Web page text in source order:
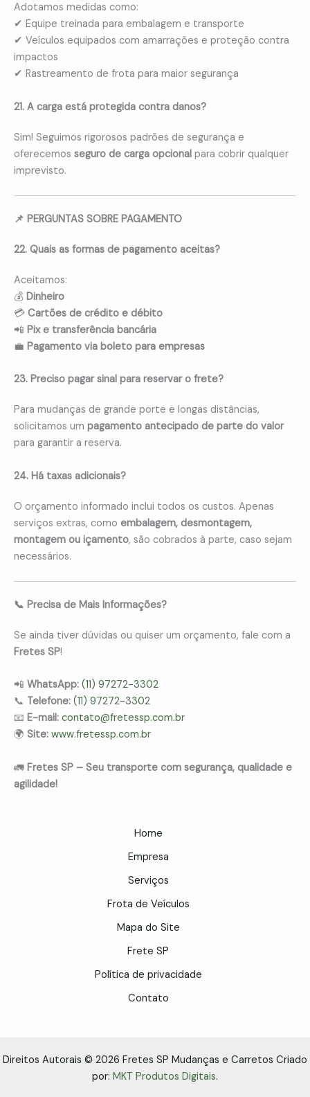
Adotamos medidas como:
✔ Equipe treinada para embalagem e transporte
✔ Veículos equipados com amarrações e proteção contra
impactos
✔ Rastreamento de frota para maior segurança
21. A carga está protegida contra danos?
Sim! Seguimos rigorosos padrões de segurança e
oferecemos seguro de carga opcional para cobrir qualquer
imprevisto.
📌 PERGUNTAS SOBRE PAGAMENTO
22. Quais as formas de pagamento aceitas?
Aceitamos:
💰 Dinheiro
💳 Cartões de crédito e débito
📲 Pix e transferência bancária
💼 Pagamento via boleto para empresas
23. Preciso pagar sinal para reservar o frete?
Para mudanças de grande porte e longas distâncias,
solicitamos um pagamento antecipado de parte do valor
para garantir a reserva.
24. Há taxas adicionais?
O orçamento informado inclui todos os custos. Apenas
serviços extras, como embalagem, desmontagem,
montagem ou içamento, são cobrados à parte, caso sejam
necessários.
📞 Precisa de Mais Informações?
Se ainda tiver dúvidas ou quiser um orçamento, fale com a
Fretes SP!
📲 WhatsApp: (11) 97272-3302
📞 Telefone: (11) 97272-3302
📧 E-mail: contato@fretessp.com.br
🌍 Site: www.fretessp.com.br
🚛 Fretes SP – Seu transporte com segurança, qualidade e
agilidade!
Home
Empresa
Serviços
Frota de Veículos
Mapa do Site
Frete SP
Política de privacidade
Contato
Direitos Autorais © 2026 Fretes SP Mudanças e Carretos Criado
por: MKT Produtos Digitais.